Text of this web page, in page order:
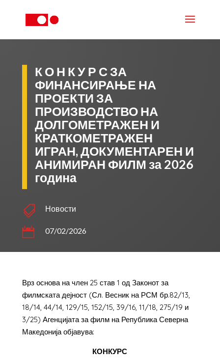
К О Н К У Р С ЗА
ФИНАНСИРАЊЕ НА
ПРОЕКТИ ЗА
ПРОИЗВОДСТВО НА
ДОЛГОМЕТРАЖЕН И
КРАТКОМЕТРАЖЕН
ИГРАН, ДОКУМЕНТАРЕН И
АНИМИРАН ФИЛМ за 2026
година
 Новости
 07/02/2026
Врз основа на член 25 став 1 од Законот за
филмската дејност (Сл. Весник на РСМ бр.82/13,
18/14, 44/14, 129/15, 152/15, 39/16, 11/18, 275/19 и
3/25) Агенцијата за филм на Република Северна
Македонија објавува:
КОНКУРС